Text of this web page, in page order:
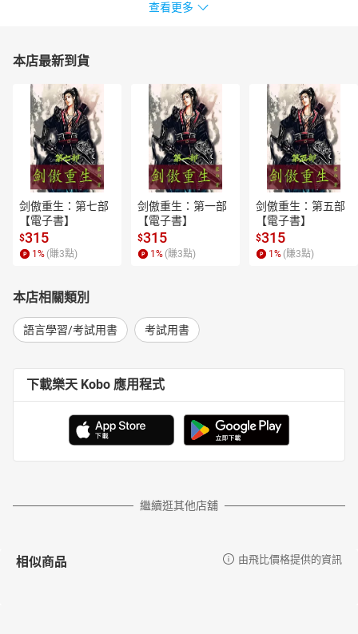
查看更多
本店最新到貨
剑傲重生：第七部
【電子書】
$315
1 % (賺3點)
剑傲重生：第一部
【電子書】
$315
1 % (賺3點)
剑傲重生：第五部
【電子書】
$315
1 % (賺3點)
本店相關類別
語言學習/考試用書 考試用書
下載樂天 Kobo 應用程式
繼續逛其他店舖
相似商品 由飛比價格提供的資訊